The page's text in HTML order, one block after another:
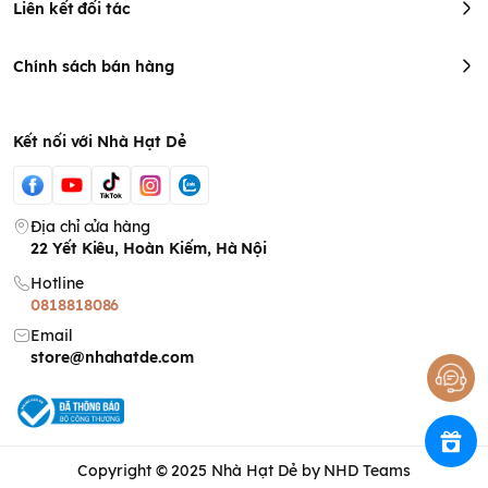
Liên kết đối tác
Chính sách bán hàng
Kết nối với Nhà Hạt Dẻ
Địa chỉ cửa hàng
22 Yết Kiêu, Hoàn Kiếm, Hà Nội
Hotline
0818818086
Email
store@nhahatde.com
Copyright © 2025 Nhà Hạt Dẻ by NHD Teams